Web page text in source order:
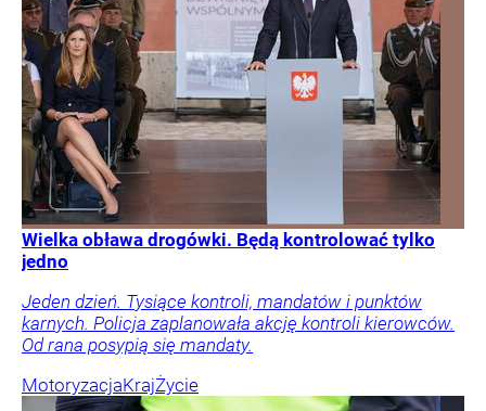
Wielka obława drogówki. Będą kontrolować tylko
jedno
Jeden dzień. Tysiące kontroli, mandatów i punktów
karnych. Policja zaplanowała akcję kontroli kierowców.
Od rana posypią się mandaty.
MotoryzacjaKrajŻycie